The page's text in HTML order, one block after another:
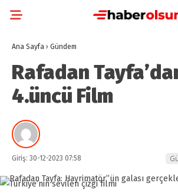
Ana Sayfa › Gündem
Rafadan
4.üncü Film
Giriş: 30-12-2023 07:58